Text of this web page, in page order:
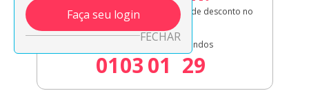
Faça seu login
FECHAR
Lentes de contato em oferta + 8% de desconto no
01
Horas
03
Minutos
01
Segundos
29